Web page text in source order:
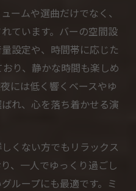
ームや選曲だけでなく、
ています。バーの空間設
設定や、時間帯に応じた
り、静かな時間も楽しめ
には低く響くベースやゆ
れ、心を落ち着かせる演
くない方でもリラックス
、一人でゆっくり過ごし
ループにも最適です。ミ